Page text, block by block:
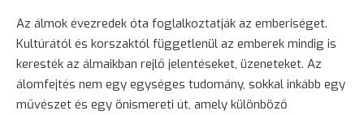
Az álmok évezredek óta foglalkoztatják az emberiséget.
Kultúrától és korszaktól függetlenül az emberek mindig is
keresték az álmaikban rejlő jelentéseket, üzeneteket. Az
álomfejtés nem egy egységes tudomány, sokkal inkább egy
művészet és egy önismereti út, amely különböző